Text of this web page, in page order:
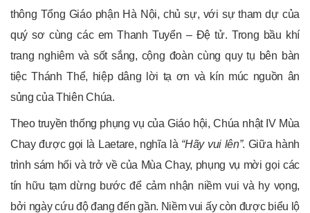
thông Tổng Giáo phận Hà Nội, chủ sự, với sự tham dự của
quý sơ cùng các em Thanh Tuyển – Đệ tử. Trong bầu khí
trang nghiêm và sốt sắng, cộng đoàn cùng quy tụ bên bàn
tiệc Thánh Thể, hiệp dâng lời tạ ơn và kín múc nguồn ân
sủng của Thiên Chúa.
Theo truyền thống phụng vụ của Giáo hội, Chúa nhật IV Mùa
Chay được gọi là Laetare, nghĩa là “Hãy vui lên”. Giữa hành
trình sám hối và trở về của Mùa Chay, phụng vụ mời gọi các
tín hữu tạm dừng bước để cảm nhận niềm vui và hy vọng,
bởi ngày cứu độ đang đến gần. Niềm vui ấy còn được biểu lộ